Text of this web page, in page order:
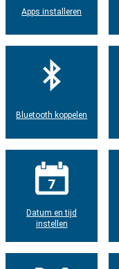
Apps installeren
Bluetooth koppelen
Datum en tijd
instellen